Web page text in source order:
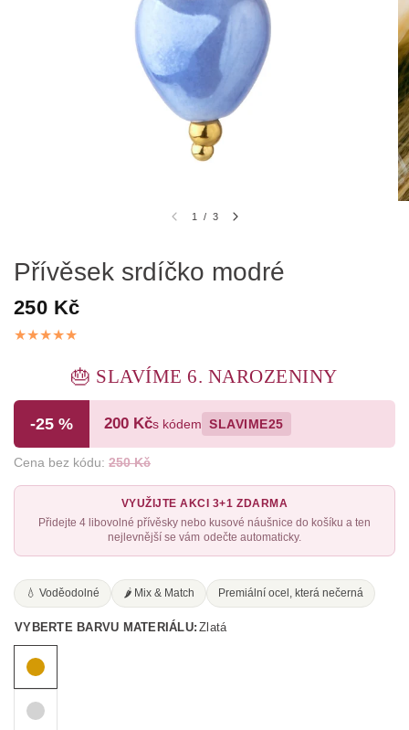
1 / 3
Přívěsek srdíčko modré
250 Kč
🎂 SLAVÍME 6. NAROZENINY
-25 % 200 Kčs kódem SLAVIME25
Cena bez kódu:250 Kč
VYUŽIJTE AKCI 3+1 ZDARMA
Přidejte 4 libovolné přívěsky nebo kusové náušnice do košíku a ten
nejlevnější se vám odečte automaticky.
💧 Voděodolné 🌶️ Mix & Match Premiální ocel, která nečerná
VYBERTE BARVU MATERIÁLU: Zlatá